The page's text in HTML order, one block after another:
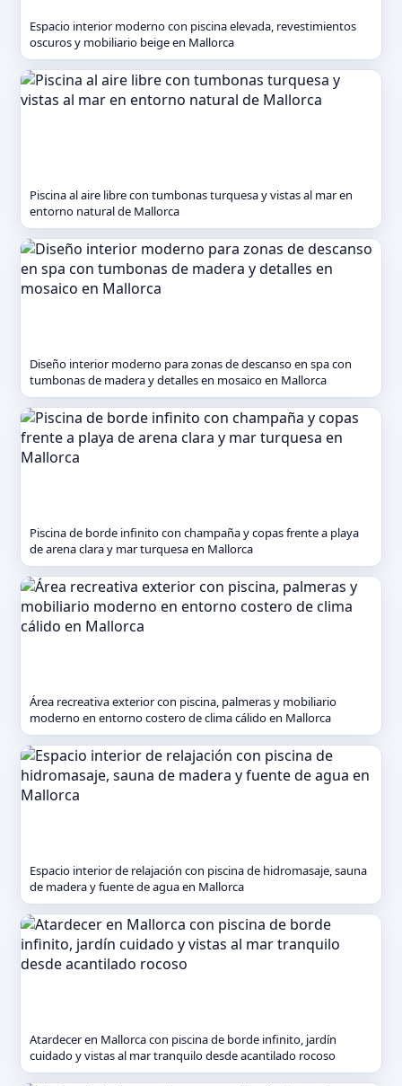
Espacio interior moderno con piscina elevada, revestimientos
oscuros y mobiliario beige en Mallorca
Piscina al aire libre con tumbonas turquesa y vistas al mar en
entorno natural de Mallorca
Diseño interior moderno para zonas de descanso en spa con
tumbonas de madera y detalles en mosaico en Mallorca
Piscina de borde infinito con champaña y copas frente a playa
de arena clara y mar turquesa en Mallorca
Área recreativa exterior con piscina, palmeras y mobiliario
moderno en entorno costero de clima cálido en Mallorca
Espacio interior de relajación con piscina de hidromasaje, sauna
de madera y fuente de agua en Mallorca
Atardecer en Mallorca con piscina de borde infinito, jardín
cuidado y vistas al mar tranquilo desde acantilado rocoso